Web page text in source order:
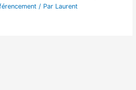
/ Par Laurent